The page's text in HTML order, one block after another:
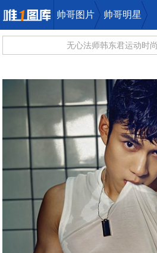
帅哥图片 帅哥明星
无心法师韩东君运动时